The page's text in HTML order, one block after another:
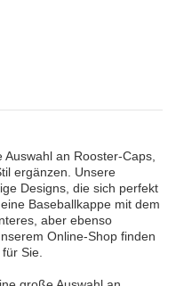
an Rooster-Caps,
ergänzen. Unsere
Designs, die sich perfekt
Baseballkappe mit dem
aber ebenso
Online-Shop finden
Sie.